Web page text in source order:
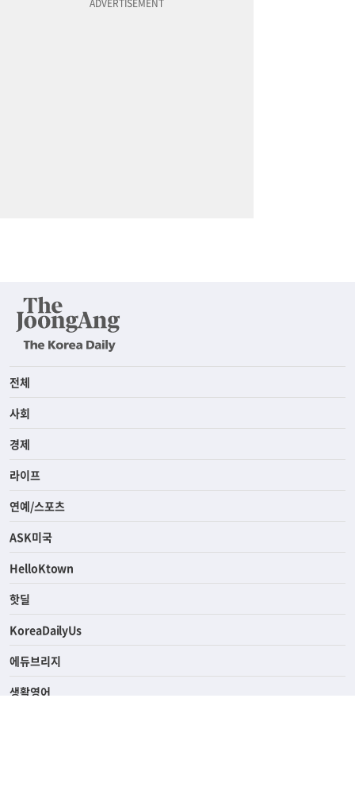
전체
사회
경제
라이프
연예/스포츠
ASK미국
HelloKtown
핫딜
KoreaDailyUs
에듀브리지